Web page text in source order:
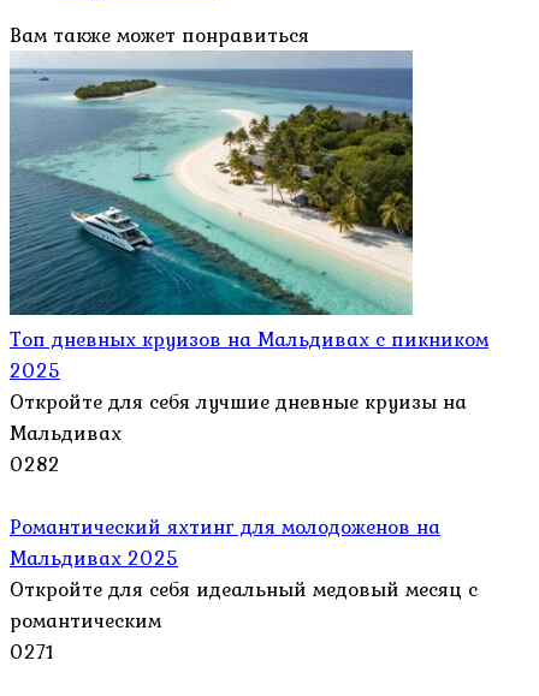
Вам также может понравиться
Топ дневных круизов на Мальдивах с пикником
2025
Откройте для себя лучшие дневные круизы на
Мальдивах
0282
Романтический яхтинг для молодоженов на
Мальдивах 2025
Откройте для себя идеальный медовый месяц с
романтическим
0271